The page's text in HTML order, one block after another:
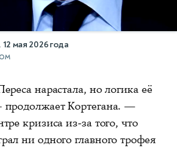
мая 2026 года
нарастала, но логика её
Кортегана. —
кризиса из-за того, что
ни одного главного трофея